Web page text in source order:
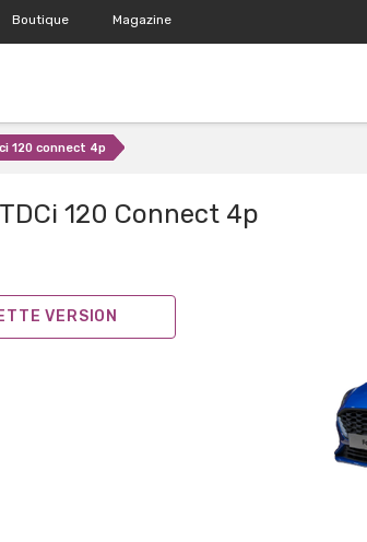
Boutique Magazine
120 connect 4p
120 Connect 4p
VERSION